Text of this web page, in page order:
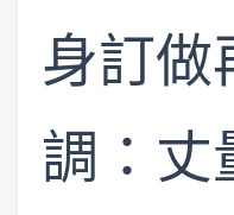
身訂做
調：丈